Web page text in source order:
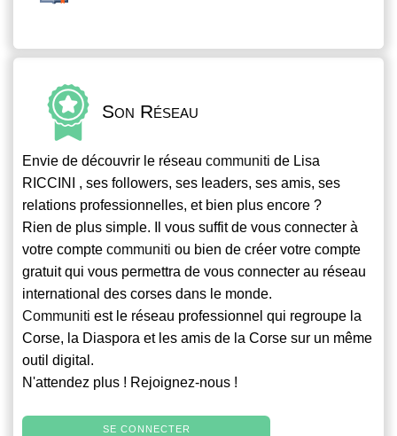
Son Réseau
Envie de découvrir le réseau communiti de Lisa
RICCINI , ses followers, ses leaders, ses amis, ses
relations professionnelles, et bien plus encore ?
Rien de plus simple. Il vous suffit de vous connecter à
votre compte communiti ou bien de créer votre compte
gratuit qui vous permettra de vous connecter au réseau
international des corses dans le monde.
Communiti est le réseau professionnel qui regroupe la
Corse, la Diaspora et les amis de la Corse sur un même
outil digital.
N'attendez plus ! Rejoignez-nous !
SE CONNECTER